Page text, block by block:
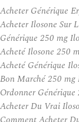
Acheter Générique
Acheter Ilosone Sur
Générique 250 mg
Acheté Ilosone 250
Acheté Générique
Bon Marché 250 mg
Ordonner
Acheter Du Vrai